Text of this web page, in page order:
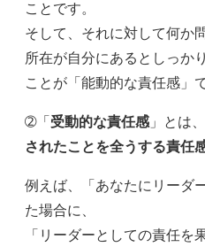
ことです。
そして、それに対して何か
所在が自分にあるとしっか
ことが「能動的な責任感」
➁「 受動的な責任感」とは、
されたことを全うする責任
例えば、「あなたにリーダ
た場合に、
「リーダーとしての責任を